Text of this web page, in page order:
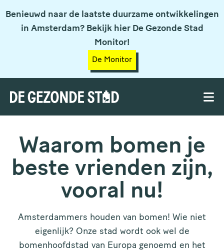
Benieuwd naar de laatste duurzame ontwikkelingen
in Amsterdam? Bekijk hier De Gezonde Stad
Monitor!
De Monitor
Waarom bomen je
beste vrienden zijn,
vooral nu!
Amsterdammers houden van bomen! Wie niet
eigenlijk? Onze stad wordt ook wel de
bomenhoofdstad van Europa genoemd en het